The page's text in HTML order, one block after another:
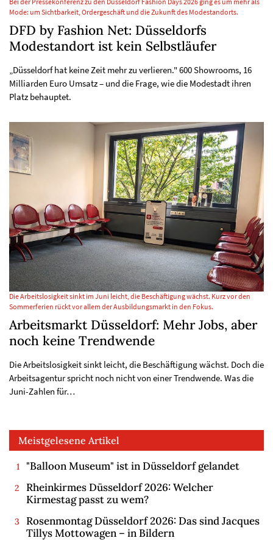
Bei der Pressekonferenz zu den Düsseldorf Fashion Days 2026 ging es um mehr als
Mode: um Sichtbarkeit, Ordergeschäft und die Zukunft des Modestandorts.
DFD by Fashion Net: Düsseldorfs
Modestandort ist kein Selbstläufer
„Düsseldorf hat keine Zeit mehr zu verlieren." 600 Showrooms, 16
Milliarden Euro Umsatz – und die Frage, wie die Modestadt ihren
Platz behauptet.
Die Arbeitslosigkeit sinkt im Juni leicht, die Beschäftigung wächst. Kurz vor den
Sommerferien rückt vor allem der Ausbildungsmarkt in den Fokus.
Arbeitsmarkt Düsseldorf: Mehr Jobs, aber
noch keine Trendwende
Die Arbeitslosigkeit sinkt leicht, die Beschäftigung wächst. Doch die
Arbeitsagentur spricht noch nicht von einer Trendwende. Was die
Juni-Zahlen für…
Meistgelesene Artikel
"Balloon Museum" ist in Düsseldorf gelandet
Rheinkirmes Düsseldorf 2026: Welcher
Kirmestag passt zu wem?
Rosenmontag Düsseldorf 2026: Das sind Jacques
Tillys Mottowagen – in Bildern